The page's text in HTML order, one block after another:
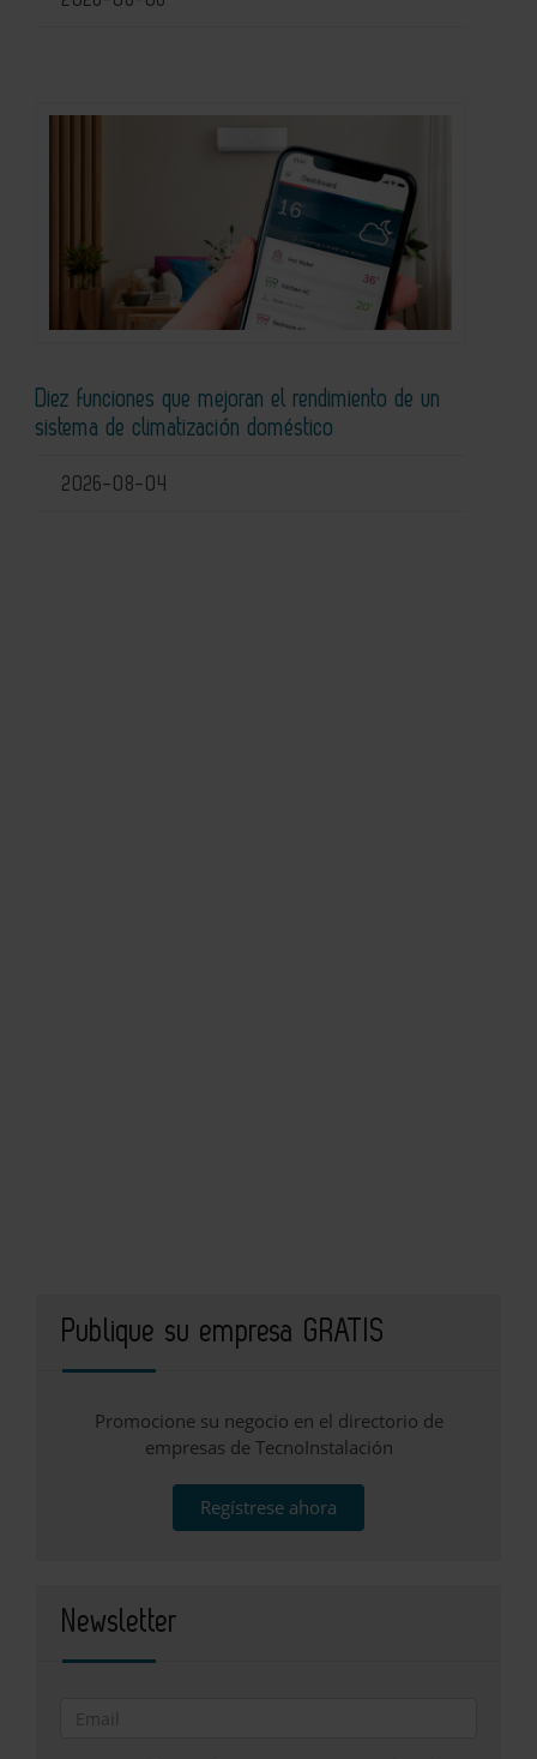
Diez funciones que mejoran el rendimiento de un
sistema de climatización doméstico
2026-08-04
Publique su empresa GRATIS
Promocione su negocio en el directorio de
empresas de TecnoInstalación
Regístrese ahora
Newsletter